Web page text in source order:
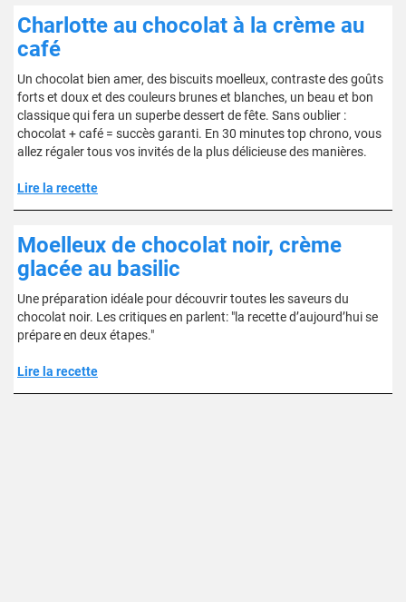
Charlotte au chocolat à la crème au
café
Un chocolat bien amer, des biscuits moelleux, contraste des goûts
forts et doux et des couleurs brunes et blanches, un beau et bon
classique qui fera un superbe dessert de fête. Sans oublier :
chocolat + café = succès garanti. En 30 minutes top chrono, vous
allez régaler tous vos invités de la plus délicieuse des manières.
Lire la recette
Moelleux de chocolat noir, crème
glacée au basilic
Une préparation idéale pour découvrir toutes les saveurs du
chocolat noir. Les critiques en parlent: "la recette d’aujourd’hui se
prépare en deux étapes."
Lire la recette